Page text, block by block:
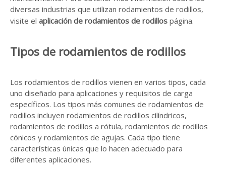
diversas industrias que utilizan rodamientos de rodillos,
visite el aplicación de rodamientos de rodillos página.
Tipos de rodamientos de rodillos
Los rodamientos de rodillos vienen en varios tipos, cada
uno diseñado para aplicaciones y requisitos de carga
específicos. Los tipos más comunes de rodamientos de
rodillos incluyen rodamientos de rodillos cilíndricos,
rodamientos de rodillos a rótula, rodamientos de rodillos
cónicos y rodamientos de agujas. Cada tipo tiene
características únicas que lo hacen adecuado para
diferentes aplicaciones.